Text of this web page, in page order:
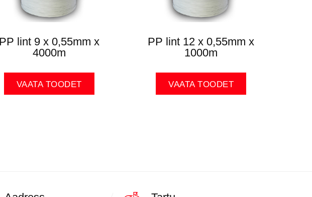
PP lint 9 x 0,55mm x
4000m
VAATA TOODET
PP lint 12 x 0,55mm x
1000m
VAATA TOODET